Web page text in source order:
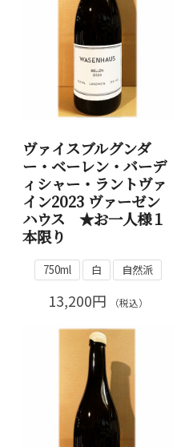
ヴァイスブルグンダ
ー・ベーレン・バーデ
ィシャー・ラントヴァ
イン2023 ヴァーゼン
ハウス ★お一人様１
本限り
750ml 白 自然派
13,200円 （税込）